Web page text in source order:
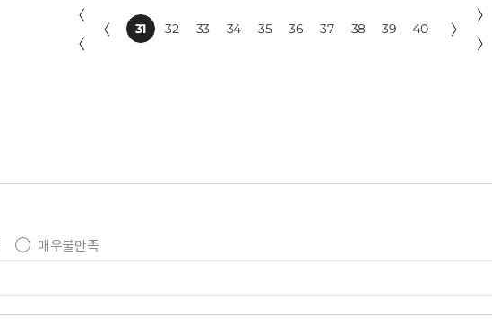
〈
〈
〈 31 32 33 34 35 36 37 38 39 40 〉
〉
〉
매우불만족